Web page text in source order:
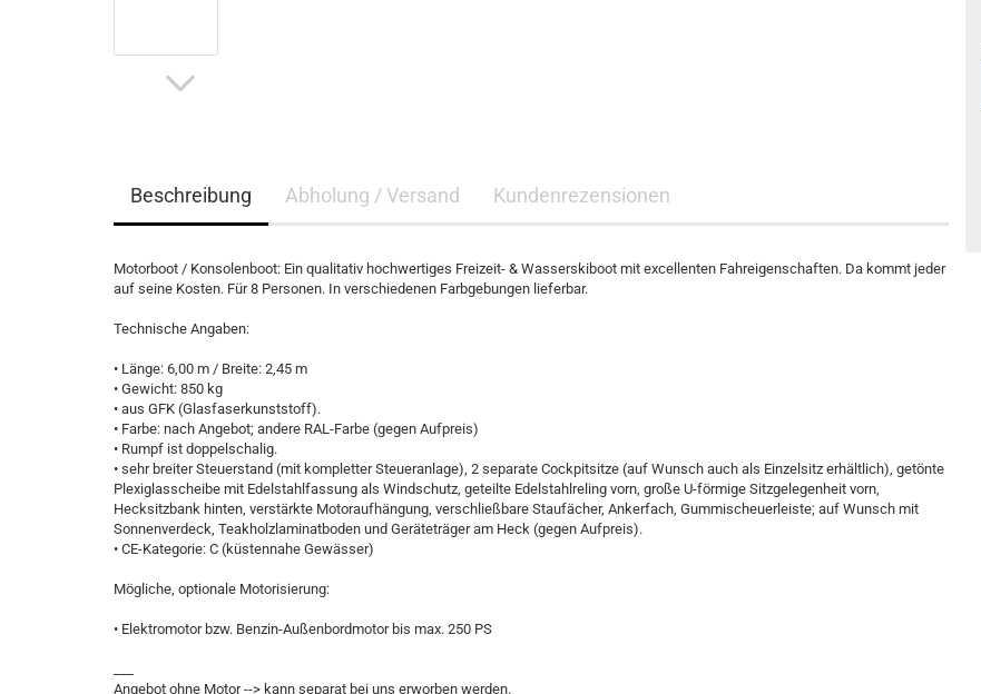
Beschreibung Abholung / Versand Kundenrezensionen
Motorboot / Konsolenboot: Ein qualitativ hochwertiges Freizeit- & Wasserskiboot mit excellenten Fahreigenschaften. Da kommt jeder
auf seine Kosten. Für 8 Personen. In verschiedenen Farbgebungen lieferbar.
Technische Angaben:
• Länge: 6,00 m / Breite: 2,45 m
• Gewicht: 850 kg
• aus GFK (Glasfaserkunststoff).
• Farbe: nach Angebot; andere RAL-Farbe (gegen Aufpreis)
• Rumpf ist doppelschalig.
• sehr breiter Steuerstand (mit kompletter Steueranlage), 2 separate Cockpitsitze (auf Wunsch auch als Einzelsitz erhältlich), getönte
Plexiglasscheibe mit Edelstahlfassung als Windschutz, geteilte Edelstahlreling vorn, große U-förmige Sitzgelegenheit vorn,
Hecksitzbank hinten, verstärkte Motoraufhängung, verschließbare Staufächer, Ankerfach, Gummischeuerleiste; auf Wunsch mit
Sonnenverdeck, Teakholzlaminatboden und Geräteträger am Heck (gegen Aufpreis).
• CE-Kategorie: C (küstennahe Gewässer)
Mögliche, optionale Motorisierung:
• Elektromotor bzw. Benzin-Außenbordmotor bis max. 250 PS
Angebot ohne Motor --> kann separat bei uns erworben werden.